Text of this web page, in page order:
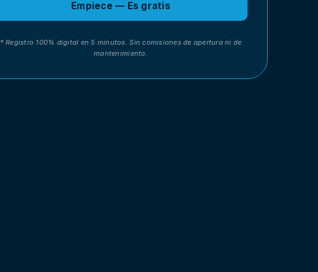
Empiece — Es gratis
* Registro 100% digital en 5 minutos. Sin comisiones de apertura ni de
mantenimiento.